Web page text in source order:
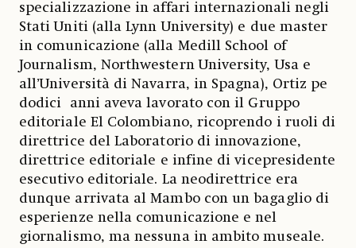
specializzazione in affari internazionali negli
Stati Uniti (alla Lynn University) e due master
in comunicazione (alla Medill School of
Journalism, Northwestern University, Usa e
all’Università di Navarra, in Spagna), Ortiz pe
dodici anni aveva lavorato con il Gruppo
editoriale El Colombiano, ricoprendo i ruoli di
direttrice del Laboratorio di innovazione,
direttrice editoriale e infine di vicepresidente
esecutivo editoriale. La neodirettrice era
dunque arrivata al Mambo con un bagaglio di
esperienze nella comunicazione e nel
giornalismo, ma nessuna in ambito museale.